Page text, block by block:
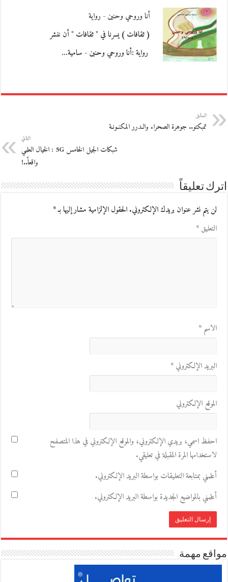
أنا وروحي وحنين - رواية
( ثقافات ) يسرنا في " ثقافات " أن ننشر
رواية :أنا وروحي وحنين - سامية…
السابق
تمبكتو.. جوهرة الصحراء والـدرر المكنـونـة
التالي
شبكات الجيل الخامس 5G : الخيال العلمي
واقعاً..!
اترك تعليقاً
لن يتم نشر عنوان بريدك الإلكتروني.الحقول الإلزامية مشار إليها بـ*
التعليق*
الاسم*
البريد الإلكتروني*
الموقع الإلكتروني
احفظ اسمي، بريدي الإلكتروني، والموقع الإلكتروني في هذا المتصفح
لاستخدامها المرة المقبلة في تعليقي.
أعلمني بمتابعة التعليقات بواسطة البريد الإلكتروني.
أعلمني بالمواضيع الجديدة بواسطة البريد الإلكتروني.
مواقع مهمة